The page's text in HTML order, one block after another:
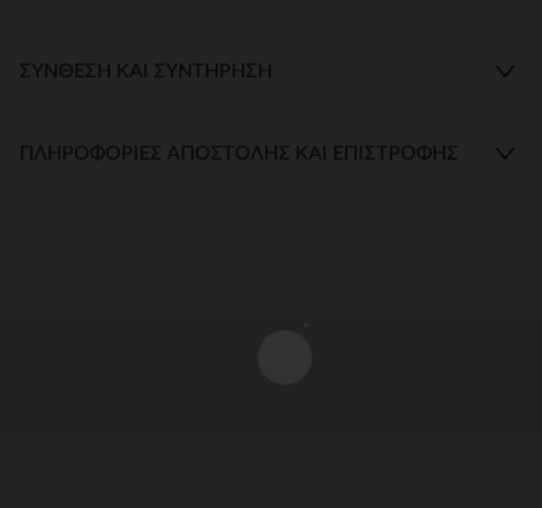
ΣΎΝΘΕΣΗ ΚΑΙ ΣΥΝΤΉΡΗΣΗ
ΠΛΗΡΟΦΟΡΊΕΣ ΑΠΟΣΤΟΛΉΣ ΚΑΙ ΕΠΙΣΤΡΟΦΉΣ